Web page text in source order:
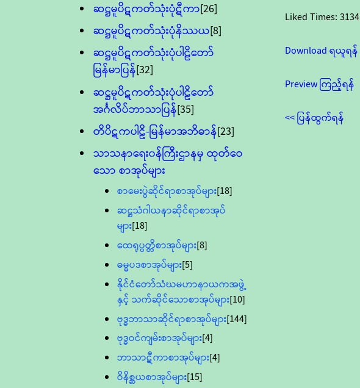
ဆဋ္ဌမူပိဋကတ်သုံးပုံဋီကာ[26]
ဆဋ္ဌမူပိဋကတ်သုံးပုံနိဿယ[8]
ဆဋ္ဌမူပိဋကတ်သုံးပုံပါဠိတော်
မြန်မာပြန်[32]
ဆဋ္ဌမူပိဋကတ်သုံးပုံပါဠိတော်
အင်္ဂလိပ်ဘာသာပြန်[35]
တိပိဋကပါဠိ-မြန်မာအဘိဓာန်[23]
သာသနာရေး၀န်ကြီးဌာနမှ ထုတ်ဝေ
သော စာအုပ်များ
စာမေးပွဲဆိုင်ရာစာအုပ်များ[18]
ဆဋ္ဌသံဂါယနာဆိုင်ရာစာအုပ်
များ[18]
ထေရုပ္ပတ္တိစာအုပ်များ[8]
ဓမ္မပဒစာအုပ်များ[5]
နိုင်ငံတော်သံဃမဟာနာယကအဖွဲ့
နှင့် သက်ဆိုင်သောစာအုပ်များ[10]
ဗုဒ္ဓဘာသာဆိုင်ရာစာအုပ်များ[144]
ဗုဒ္ဓဝင်ကျမ်းစာအုပ်များ[4]
ဘာသာဋီကာစာအုပ်များ[4]
ဝိနိစ္ဆယစာအုပ်များ[15]
Liked Times: 3134
Download ရယူရန်
Preview ကြည့်ရန်
<< ပြန်ထွက်ရန်